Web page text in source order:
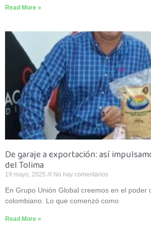
Read More »
De garaje a exportación: así
del Tolima
19 mayo, 2025 No hay comentarios
En Grupo Unión Global creemos en el poder
colombiano. Lo que comenzó como
Read More »